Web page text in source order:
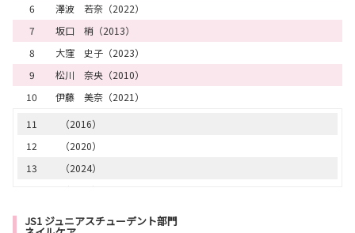
22
（1020）
6
澤波 若奈（2022）
7
坂口 梢（2013）
8
大窪 史子（2023）
9
松川 奈央（2010）
10
伊藤 美奈（2021）
11
（2016）
12
（2020）
13
（2024）
JS1 ジュニアスチューデント部門